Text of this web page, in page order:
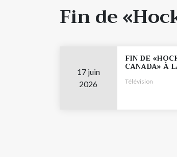
Fin de
17 juin
2026
FIN DE
CANADA» À
Télévision